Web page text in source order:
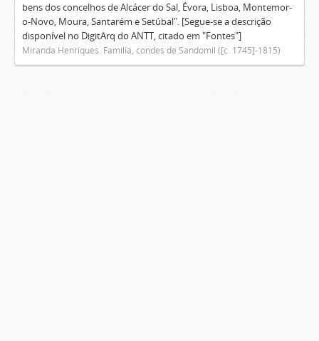
bens dos concelhos de Alcácer do Sal, Évora, Lisboa, Montemor-
o-Novo, Moura, Santarém e Setúbal". [Segue-se a descrição
disponível no DigitArq do ANTT, citado em "Fontes"]
Miranda Henriques. Família, condes de Sandomil ([c. 1745]-1815)